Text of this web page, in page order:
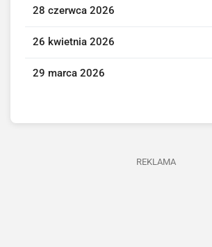
28 czerwca 2026
26 kwietnia 2026
29 marca 2026
REKLAMA